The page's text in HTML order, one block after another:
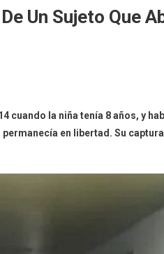
Un Sujeto Que
cuando la niña tenía 8 años, y
en libertad. Su